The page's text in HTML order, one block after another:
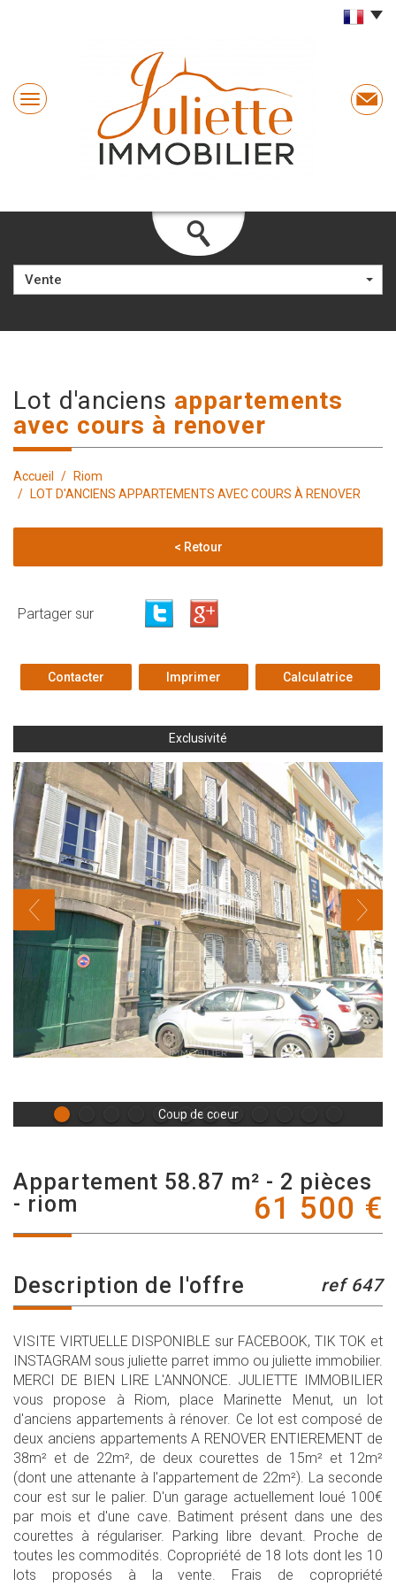
Vente
lot d'anciens appartements
avec cours à renover
Accueil
Riom
LOT D'ANCIENS APPARTEMENTS AVEC COURS À RENOVER
< Retour
Partager sur
Contacter Imprimer Calculatrice
Exclusivité
Coup de coeur
appartement 58.87 m² - 2 pièces
- riom
61 500 €
description de l'offre ref 647
VISITE VIRTUELLE DISPONIBLE sur FACEBOOK, TIK TOK et
INSTAGRAM sous juliette parret immo ou juliette immobilier.
MERCI DE BIEN LIRE L'ANNONCE. JULIETTE IMMOBILIER
vous propose à Riom, place Marinette Menut, un lot
d'anciens appartements à rénover. Ce lot est composé de
deux anciens appartements A RENOVER ENTIEREMENT de
38m² et de 22m², de deux courettes de 15m² et 12m²
(dont une attenante à l'appartement de 22m²). La seconde
cour est sur le palier. D'un garage actuellement loué 100€
par mois et d'une cave. Batiment présent dans une des
courettes à régulariser. Parking libre devant. Proche de
toutes les commodités. Copropriété de 18 lots dont les 10
lots proposés à la vente. Frais de copropriété